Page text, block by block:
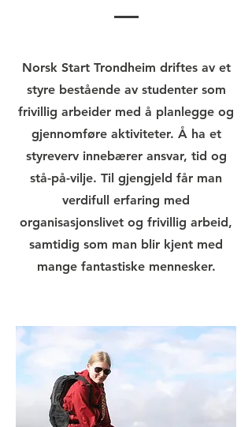
Norsk Start Trondheim driftes av et
styre bestående av studenter som
frivillig arbeider med å planlegge og
gjennomføre aktiviteter. Å ha et
styreverv innebærer ansvar, tid og
stå-på-vilje. Til gjengjeld får man
verdifull erfaring med
organisasjonslivet og frivillig arbeid,
samtidig som man blir kjent med
mange fantastiske mennesker.